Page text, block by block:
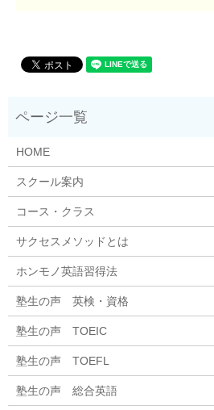
HOME
スクール案内
コース・クラス
サクセスメソッドとは
ホンモノ英語習得法
塾生の声 英検・資格
塾生の声 TOEIC
塾生の声 TOEFL
塾生の声 総合英語